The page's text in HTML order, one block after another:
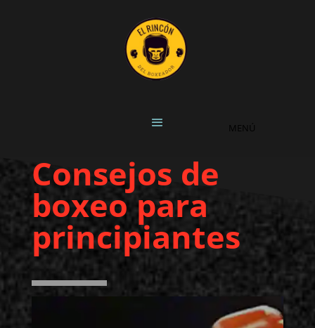
Consejos de
boxeo para
principiantes